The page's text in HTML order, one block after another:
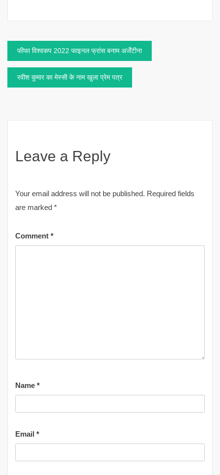
Post
navigation
फीफा विश्वकप 2022 फाइनल फ्रांस बनाम अर्जेंटीना
रवीश कुमार का मेस्सी के नाम खुला प्रेम पत्र
Leave a Reply
Your email address will not be published. Required fields
are marked *
Comment *
Name *
Email *